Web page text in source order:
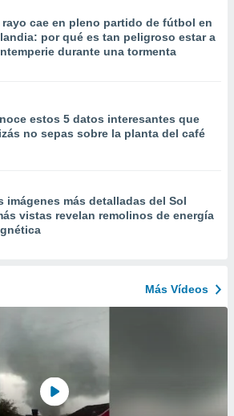
rayo cae en pleno partido de fútbol en
por qué es tan peligroso estar a
durante una tormenta
estos 5 datos interesantes que
no sepas sobre la planta del café
imágenes más detalladas del Sol
vistas revelan remolinos de energía
Más Vídeos